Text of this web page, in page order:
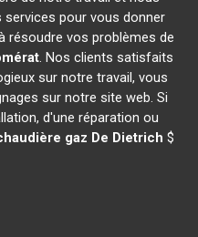
pour vous donner
résoudre vos problèmes de
. Nos clients satisfaits
sur notre travail, vous
sur notre site web. Si
d'une réparation ou
gaz De Dietrich $